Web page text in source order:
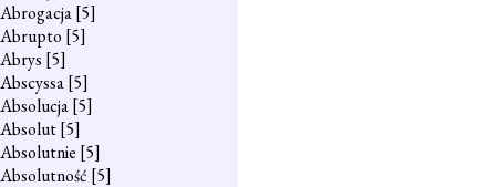
Abrogacja[5]
Abrupto [5]
Abrys [5]
Abscyssa[5]
Absolucja[5]
Absolut[5]
Absolutnie [5]
Absolutność [5]